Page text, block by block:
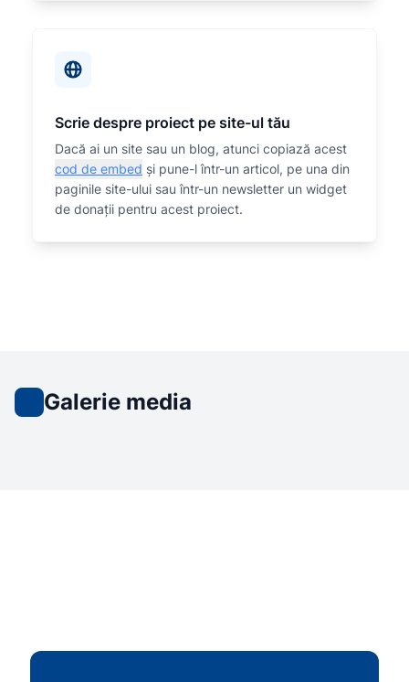
Scrie despre proiect pe site-ul tău
Dacă ai un site sau un blog, atunci copiază acest
cod de embed și pune-l într-un articol, pe una din
paginile site-ului sau într-un newsletter un widget
de donații pentru acest proiect.
Galerie media